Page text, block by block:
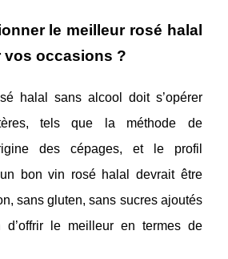
le meilleur rosé halal
occasions ?
halal sans alcool doit s’opérer
tels que la méthode de
des cépages, et le profil
bon vin rosé halal devrait être
sans gluten, sans sucres ajoutés
le meilleur en termes de